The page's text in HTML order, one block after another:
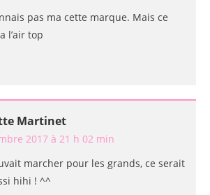
pas ma cette marque. Mais ce
l’air top
Martinet
2017 à 21 h 02 min
marcher pour les grands, ce serait
hihi ! ^^